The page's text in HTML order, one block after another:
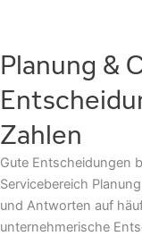
Planung &
Zahlen
Gute Entscheidungen
Servicebereich
und Antworten auf
unternehmerische